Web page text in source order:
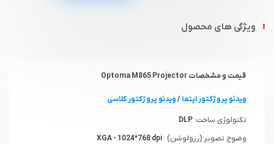
ویژگی های محصول
قیمت و مشخصات Optoma M865 Projector
ویدئو پروژکتور اپتما/ویدئو پروژکتور کلاسی
تکنولوژی ساخت: DLP
وضوح تصویر (رزولوشن) :